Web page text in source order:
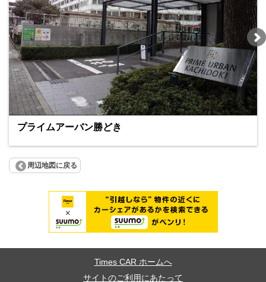
プライムアーバン勝どき
周辺地図に戻る
Times CAR ホームへ
サイトのご利用にあたって